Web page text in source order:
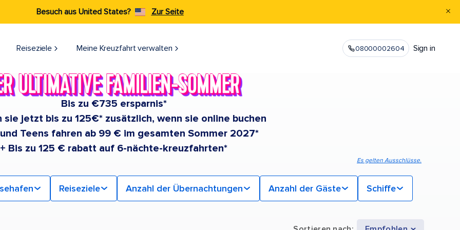
Besuch aus United States? Zur Seite
Reiseziele​ Meine Kreuzfahrt verwalten 08000002604 Sign in
Bis zu €735 ersparnis*
sie jetzt bis zu 125€* zusätzlich, wenn sie online buchen
Teens fahren ab 99 € im gesamten Sommer 2027*
+ Bis zu 125 € rabatt auf 6-nächte-kreuzfahrten*
Es gelten Ausschlüsse.
Reiseziele Anzahl der Übernachtungen Anzahl der Gäste Schiffe